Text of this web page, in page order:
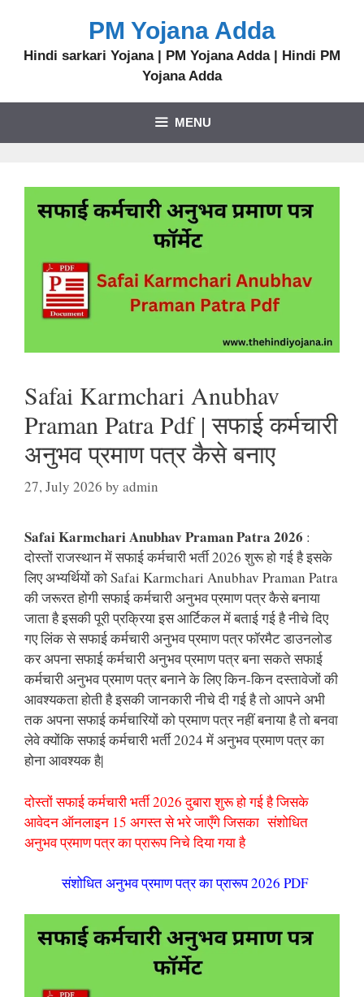
PM Yojana Adda
Hindi sarkari Yojana | PM Yojana Adda | Hindi PM
Yojana Adda
MENU
Safai Karmchari Anubhav
Praman Patra Pdf | सफाई कर्मचारी
अनुभव प्रमाण पत्र कैसे बनाए
27, July 2026 by admin
Safai Karmchari Anubhav Praman Patra 2026 :
दोस्तों राजस्थान में सफाई कर्मचारी भर्ती 2026 शुरू हो गई है इसके
लिए अभ्यर्थियों को Safai Karmchari Anubhav Praman Patra
की जरूरत होगी सफाई कर्मचारी अनुभव प्रमाण पत्र कैसे बनाया
जाता है इसकी पूरी प्रक्रिया इस आर्टिकल में बताई गई है नीचे दिए
गए लिंक से सफाई कर्मचारी अनुभव प्रमाण पत्र फॉरमैट डाउनलोड
कर अपना सफाई कर्मचारी अनुभव प्रमाण पत्र बना सकते सफाई
कर्मचारी अनुभव प्रमाण पत्र बनाने के लिए किन-किन दस्तावेजों की
आवश्यकता होती है इसकी जानकारी नीचे दी गई है तो आपने अभी
तक अपना सफाई कर्मचारियों को प्रमाण पत्र नहीं बनाया है तो बनवा
लेवे क्योंकि सफाई कर्मचारी भर्ती 2024 में अनुभव प्रमाण पत्र का
होना आवश्यक है|
दोस्तों सफाई कर्मचारी भर्ती 2026 दुबारा शुरू हो गई है जिसके
आवेदन ऑनलाइन 15 अगस्त से भरे जाएँगे जिसका संशोधित
अनुभव प्रमाण पत्र का प्रारूप निचे दिया गया है
संशोधित अनुभव प्रमाण पत्र का प्रारूप 2026 PDF